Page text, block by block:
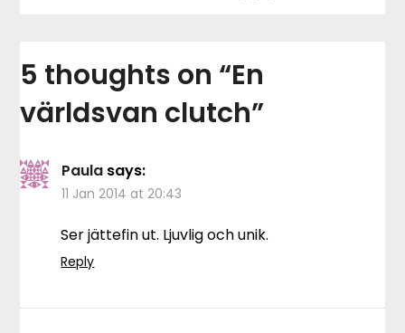
5 thoughts on “En
världsvan clutch”
Paula says:
11 Jan 2014 at 20:43
Ser jättefin ut. Ljuvlig och unik.
Reply